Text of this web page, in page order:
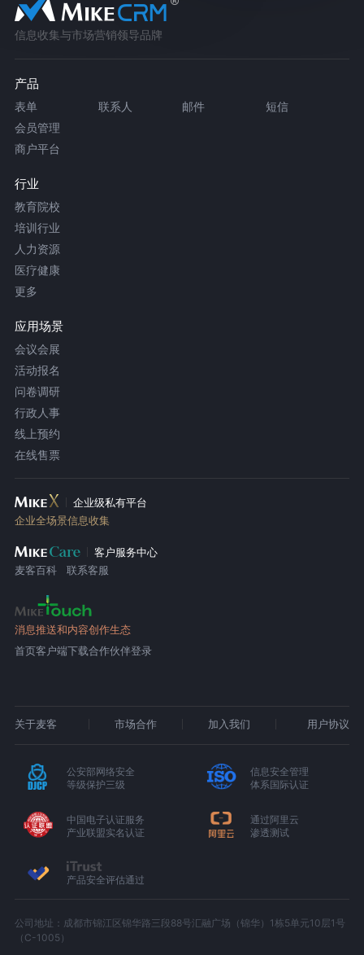
信息收集与市场营销领导品牌
产品
表单 联系人 邮件
短信
会员管理
商户平台
行业
教育院校
培训行业
人力资源
医疗健康
更多
应用场景
会议会展
活动报名
问卷调研
行政人事
线上预约
在线售票
企业级私有平台
企业全场景信息收集
客户服务中心
麦客百科
联系客服
消息推送和内容创作生态
首页客户端下载合作伙伴登录
关于麦客 市场合作 加入我们 用户协议
公安部网络安全
等级保护三级
信息安全管理
体系国际认证
中国电子认证服务
产业联盟实名认证
通过阿里云
渗透测试
产品安全评估通过
公司地址：成都市锦江区锦华路三段88号汇融广场（锦华）1栋5单元10层1号
（C-1005）